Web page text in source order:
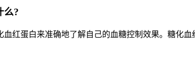
么?
红蛋白来准确地了解自己的血糖控制效果。糖化